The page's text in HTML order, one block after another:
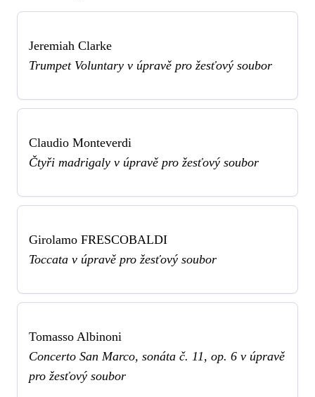
Jeremiah Clarke
Trumpet Voluntary v úpravě pro žesťový soubor
Claudio Monteverdi
Čtyři madrigaly v úpravě pro žesťový soubor
Girolamo FRESCOBALDI
Toccata v úpravě pro žesťový soubor
Tomasso Albinoni
Concerto San Marco, sonáta č. 11, op. 6 v úpravě
pro žesťový soubor